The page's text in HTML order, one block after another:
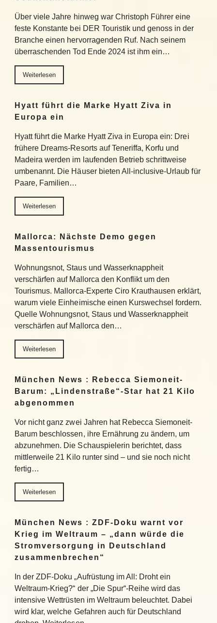
Über viele Jahre hinweg war Christoph Führer eine
feste Konstante bei DER Touristik und genoss in der
Branche einen hervorragenden Ruf. Nach seinem
überraschenden Tod Ende 2024 ist ihm ein…
Weiterlesen
Hyatt führt die Marke Hyatt Ziva in
Europa ein
Hyatt führt die Marke Hyatt Ziva in Europa ein: Drei
frühere Dreams-Resorts auf Teneriffa, Korfu und
Madeira werden im laufenden Betrieb schrittweise
umbenannt. Die Häuser bieten All-inclusive-Urlaub für
Paare, Familien…
Weiterlesen
Mallorca: Nächste Demo gegen
Massentourismus
Wohnungsnot, Staus und Wasserknappheit
verschärfen auf Mallorca den Konflikt um den
Tourismus. Mallorca-Experte Ciro Krauthausen erklärt,
warum viele Einheimische einen Kurswechsel fordern.
Quelle Wohnungsnot, Staus und Wasserknappheit
verschärfen auf Mallorca den…
Weiterlesen
München News : Rebecca Siemoneit-
Barum: „Lindenstraße“-Star hat 21 Kilo
abgenommen
Vor nicht ganz zwei Jahren hat Rebecca Siemoneit-
Barum beschlossen, ihre Ernährung zu ändern, um
abzunehmen. Die Schauspielerin berichtet, dass
mittlerweile 21 Kilo runter sind – und sie noch nicht
fertig…
Weiterlesen
München News : ZDF-Doku warnt vor
Krieg im Weltraum – „dann würde die
Stromversorgung in Deutschland
zusammenbrechen“
In der ZDF-Doku „Aufrüstung im All: Droht ein
Weltraum-Krieg?“ der „Die Spur“-Reihe wird das
intensive Wettrüsten im Weltraum beleuchtet. Dabei
wird klar, welche Gefahren auch für Deutschland